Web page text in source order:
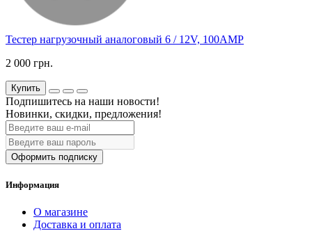
Тестер нагрузочный аналоговый 6 / 12V, 100AMP
2 000 грн.
Купить
Подпишитесь на наши новости!
Новинки, скидки, предложения!
Оформить подписку
Информация
О магазине
Доставка и оплата